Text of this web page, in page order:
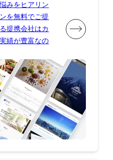
みをヒアリン
を無料でご提
提携会社はカ
績が豊富なの